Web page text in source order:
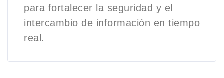
para fortalecer la seguridad y el
intercambio de información en tiempo
real.